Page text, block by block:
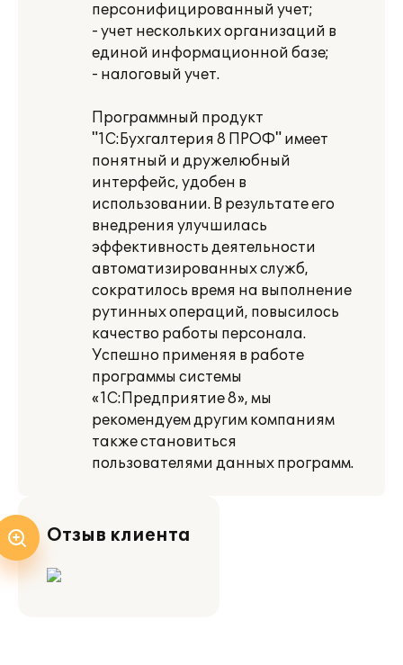
персонифицированный учет;
- учет нескольких организаций в
единой информационной базе;
- налоговый учет.
Программный продукт
"1С:Бухгалтерия 8 ПРОФ" имеет
понятный и дружелюбный
интерфейс, удобен в
использовании. В результате его
внедрения улучшилась
эффективность деятельности
автоматизированных служб,
сократилось время на выполнение
рутинных операций, повысилось
качество работы персонала.
Успешно применяя в работе
программы системы
«1С:Предприятие 8», мы
рекомендуем другим компаниям
также становиться
пользователями данных программ.
Отзыв клиента